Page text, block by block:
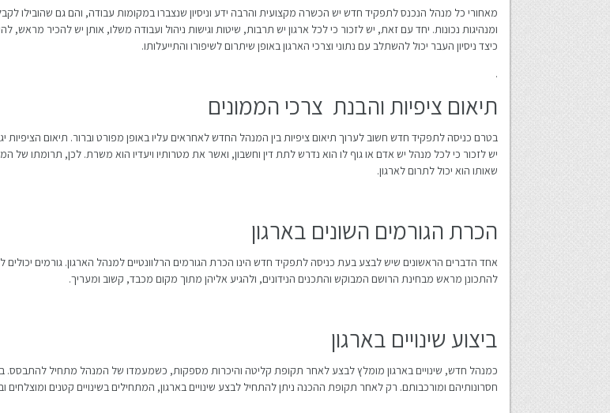
מאחורי כל מנהל הנכנס לתפקיד חדש יש הכשרה מקצועית והרבה ידע וניסיון שנצברו במקומות עבודה, והם גם שהובילו לקבלת
ומנהיגות נכונות. יחד עם זאת, יש לזכור כי לכל ארגון יש תרבות, שיטות וגישות ניהול ועבודה משלו, אותן יש להכיר מראש,
כיצד ניסיון העבר יכול להשתלב עם נתוני וצרכי הארגון באופן שיתרום לשיפורו והתייעלותו.
.
תיאום ציפיות והבנת צרכי הממונים
בטרם כניסה לתפקיד חדש חשוב לערוך תיאום ציפיות בין המנהל החדש לאחראים עליו באופן מפורט וברור. תיאום
יש לזכור כי לכל מנהל יש אדם או גוף לו הוא נדרש לתת דין וחשבון, ואשר את מטרותיו ויעדיו הוא משרת. לכן, תרומתו של
שאותו הוא יכול לתרום לארגון.
הכרת הגורמים השונים בארגון
אחד הדברים הראשונים שיש לבצע בעת כניסה לתפקיד חדש הינו הכרת הגורמים הרלוונטיים למנהל הארגון. גורמים יכולים
להתכונן מראש מבחינת הרושם המבוקש והתכנים הנידונים, ולהגיע אליהן מתוך מקום מכבד, קשוב ומעריך.
ביצוע שינויים בארגון
כמנהל חדש, שינויים בארגון מומלץ לבצע לאחר תקופת קליטה והיכרות מספקות, כשמעמדו של המנהל מתחיל להתבסס.
חסרונותיהם ומורכבותם. רק לאחר תקופת ההכנה ניתן להתחיל לבצע שינויים בארגון, המתחילים בשינויים קטנים